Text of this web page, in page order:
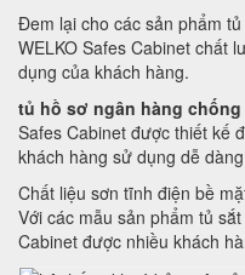
Đem lại cho các sản phẩm
WELKO Safes Cabinet chất
dụng của khách hàng.
tủ hồ sơ ngân hàng
Safes Cabinet được thiết kế
khách hàng sử dụng dễ
Chất liệu sơn tĩnh điện bề
Với các mẫu sản phẩm tủ
Cabinet được nhiều khách